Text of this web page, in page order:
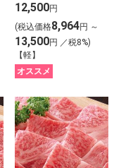
12,500円
(税込価格8,964円 ～
13,500円 ／税8%)
【軽】
オススメ